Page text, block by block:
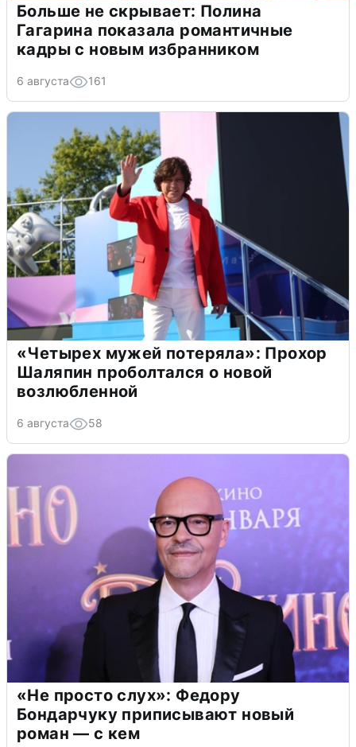
Больше не скрывает: Полина
Гагарина показала романтичные
кадры с новым избранником
6 августа 161
«Четырех мужей потеряла»: Прохор
Шаляпин проболтался о новой
возлюбленной
6 августа 58
«Не просто слух»: Федору
Бондарчуку приписывают новый
роман — с кем